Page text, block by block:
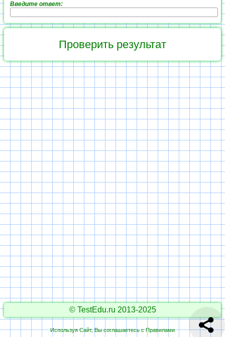
Введите ответ:
© TestEdu.ru 2013-2025
Используя Сайт, Вы соглашаетесь сПравилами